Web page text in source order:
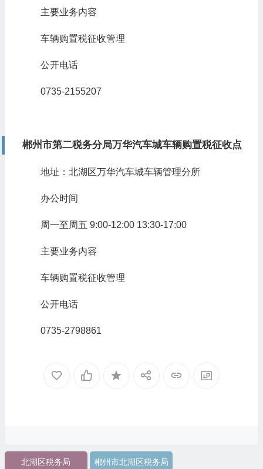
主要业务内容
车辆购置税征收管理
公开电话
0735-2155207
郴州市第二税务分局万华汽车城车辆购置税征收点
地址：北湖区万华汽车城车辆管理分所
办公时间
周一至周五 9:00-12:00 13:30-17:00
主要业务内容
车辆购置税征收管理
公开电话
0735-2798861
北湖区税务局 郴州市北湖区税务局